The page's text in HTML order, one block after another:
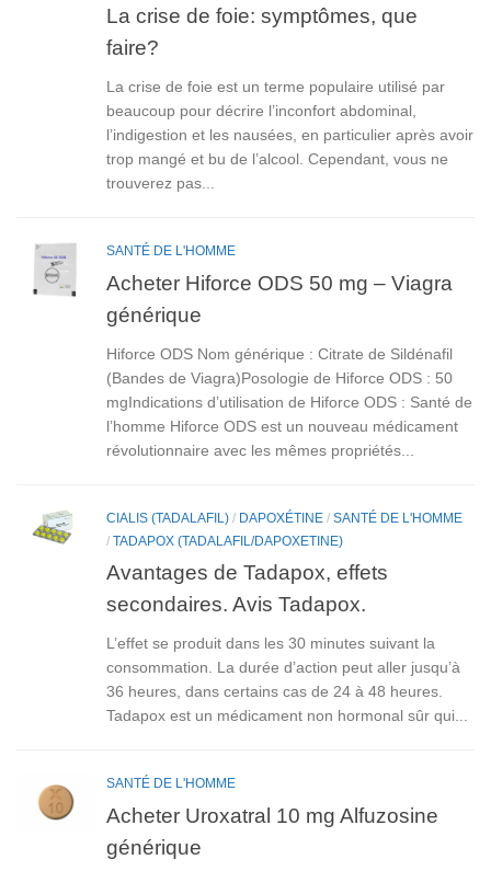
La crise de foie: symptômes, que
faire?
La crise de foie est un terme populaire utilisé par
beaucoup pour décrire l’inconfort abdominal,
l’indigestion et les nausées, en particulier après avoir
trop mangé et bu de l’alcool. Cependant, vous ne
trouverez pas...
SANTÉ DE L'HOMME
Acheter Hiforce ODS 50 mg – Viagra
générique
Hiforce ODS Nom générique : Citrate de Sildénafil
(Bandes de Viagra)Posologie de Hiforce ODS : 50
mgIndications d’utilisation de Hiforce ODS : Santé de
l’homme Hiforce ODS est un nouveau médicament
révolutionnaire avec les mêmes propriétés...
CIALIS (TADALAFIL) / DAPOXÉTINE / SANTÉ DE L'HOMME
/ TADAPOX (TADALAFIL/DAPOXETINE)
Avantages de Tadapox, effets
secondaires. Avis Tadapox.
L’effet se produit dans les 30 minutes suivant la
consommation. La durée d’action peut aller jusqu’à
36 heures, dans certains cas de 24 à 48 heures.
Tadapox est un médicament non hormonal sûr qui...
SANTÉ DE L'HOMME
Acheter Uroxatral 10 mg Alfuzosine
générique